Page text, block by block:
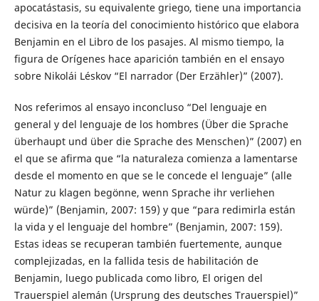
apocatástasis, su equivalente griego, tiene una importancia
decisiva en la teoría del conocimiento histórico que elabora
Benjamin en el Libro de los pasajes. Al mismo tiempo, la
figura de Orígenes hace aparición también en el ensayo
sobre Nikolái Léskov “El narrador (Der Erzähler)” (2007).
Nos referimos al ensayo inconcluso “Del lenguaje en
general y del lenguaje de los hombres (Über die Sprache
überhaupt und über die Sprache des Menschen)” (2007) en
el que se afirma que “la naturaleza comienza a lamentarse
desde el momento en que se le concede el lenguaje” (alle
Natur zu klagen begönne, wenn Sprache ihr verliehen
würde)” (Benjamin, 2007: 159) y que “para redimirla están
la vida y el lenguaje del hombre” (Benjamin, 2007: 159).
Estas ideas se recuperan también fuertemente, aunque
complejizadas, en la fallida tesis de habilitación de
Benjamin, luego publicada como libro, El origen del
Trauerspiel alemán (Ursprung des deutsches Trauerspiel)”